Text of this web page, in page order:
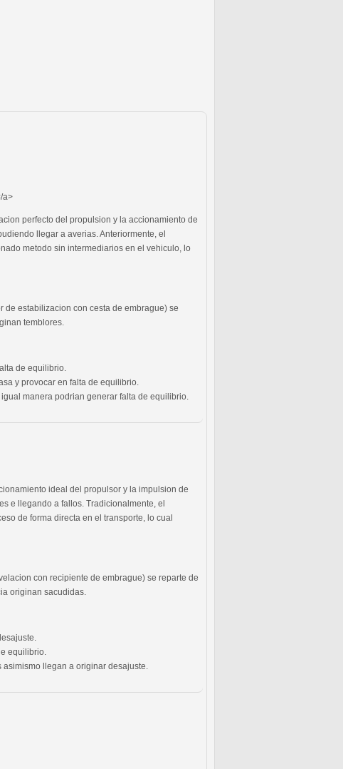
a>
perfecto del propulsion y la accionamiento de
llegar a averias. Anteriormente, el
metodo sin intermediarios en el vehiculo, lo
estabilizacion con cesta de embrague) se
temblores.
de equilibrio.
y provocar en falta de equilibrio.
manera podrian generar falta de equilibrio.
ideal del propulsor y la impulsion de
e llegando a fallos. Tradicionalmente, el
de forma directa en el transporte, lo cual
con recipiente de embrague) se reparte de
originan sacudidas.
equilibrio.
llegan a originar desajuste.